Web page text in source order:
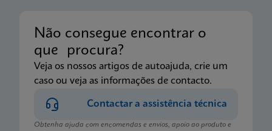
Folheto informativo
Xpert Xpress CoV-2/Flu/RSV plus IFU CE-IVD
(English-Canada) (GeneXpert Xpress System - Point
Não consegue encontrar o
que procura?
Veja os nossos artigos de autoajuda, crie um
caso ou veja as informações de contacto.
Contactar a assistência técnica
Obtenha ajuda com encomendas e envios, apoio ao produto e